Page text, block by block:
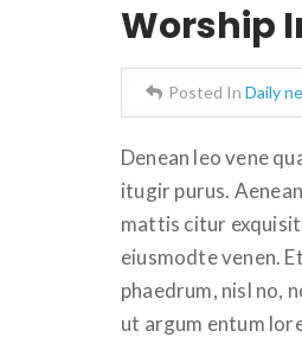
Worship
Posted In Daily
Denean leo vene
itugir purus.
mattis citur
eiusmodte venen.
phaedrum, nisl no,
ut argum entum